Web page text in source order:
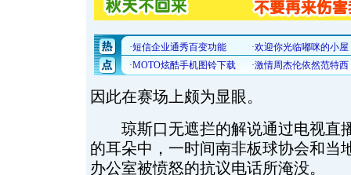
因此在赛场上颇为显眼。
琼斯口无遮拦的解说通过电视直
的耳朵中，一时间南非板球协会和当
办公室被愤怒的抗议电话所淹没。